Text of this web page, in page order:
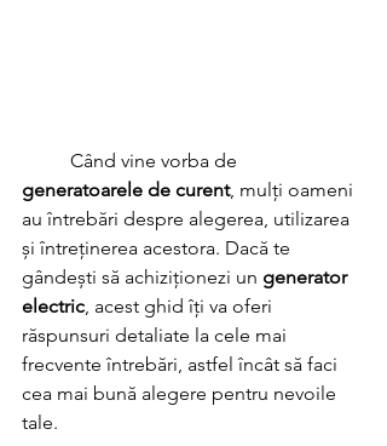
	Când vine vorba de
generatoarele de curent, mulți oameni
au întrebări despre alegerea, utilizarea
și întreținerea acestora. Dacă te
gândești să achiziționezi un generator
electric , acest ghid îți va oferi
răspunsuri detaliate la cele mai
frecvente întrebări, astfel încât să faci
cea mai bună alegere pentru nevoile
tale.